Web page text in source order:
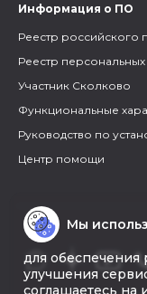
Информация о ПО
Реестр
Реестр
Участник Сколково
Функциональные
Руководство по
Центр помощи
Мы
для обеспечения
улучшения
соглашаетесь на